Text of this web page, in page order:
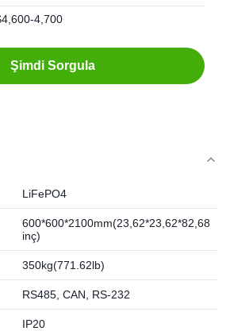
4,700
Şimdi Sorgula
LiFePO4
600*600*2100mm(23,62*23,62*82,68
inç)
350kg(771.62lb)
RS485, CAN, RS-232
IP20